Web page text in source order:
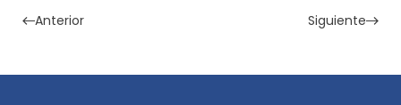
Anterior Siguiente